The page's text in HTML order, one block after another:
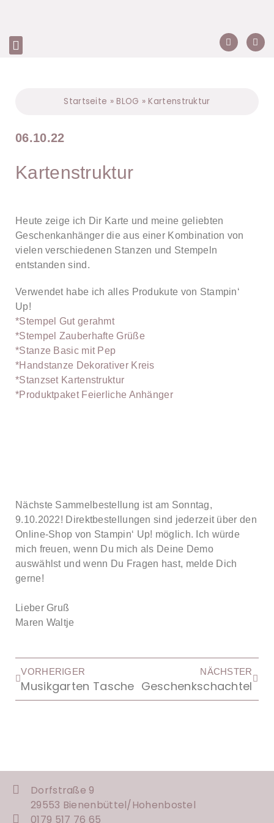
Startseite »BLOG »Kartenstruktur
06.10.22
Kartenstruktur
Heute zeige ich Dir Karte und meine geliebten
Geschenkanhänger die aus einer Kombination von
vielen verschiedenen Stanzen und Stempeln
entstanden sind.
Verwendet habe ich alles Produkute von Stampin‘
Up!
*Stempel Gut gerahmt
*Stempel Zauberhafte Grüße
*Stanze Basic mit Pep
*Handstanze Dekorativer Kreis
*Stanzset Kartenstruktur
*Produktpaket Feierliche Anhänger
Nächste Sammelbestellung ist am Sonntag,
9.10.2022! Direktbestellungen sind jederzeit über den
Online-Shop von Stampin‘ Up! möglich. Ich würde
mich freuen, wenn Du mich als Deine Demo
auswählst und wenn Du Fragen hast, melde Dich
gerne!
Lieber Gruß
Maren Waltje
VORHERIGER
Musikgarten Tasche
NÄCHSTER
Geschenkschachtel
Dorfstraße 9
29553 Bienenbüttel/Hohenbostel
0179 517 76 65